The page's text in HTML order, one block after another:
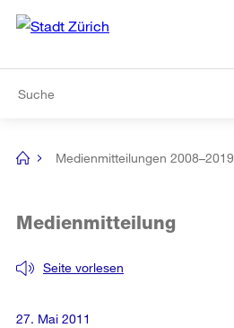
Navigation
[no
Medienmitteilungen 2008–2019
Seite vorlesen
Medienmitteilung
27. Mai 2011